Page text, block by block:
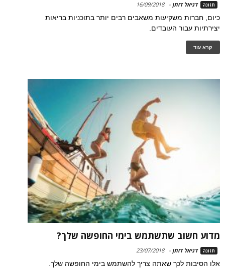
תזונה דניאל דותן -
16/09/2018
כיום, חברות משקיעות משאבים רבים יותר בתוכניות בריאות
יצירתיות עבור העובדים.
קרא עוד
מדוע חשוב שתשתמש בימי החופשה שלך?
תזונה דניאל דותן -
23/07/2018
אלו הסיבות לכך שאתה צריך להשתמש בימי החופשה שלך.